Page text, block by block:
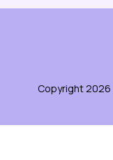
Copyright 2026